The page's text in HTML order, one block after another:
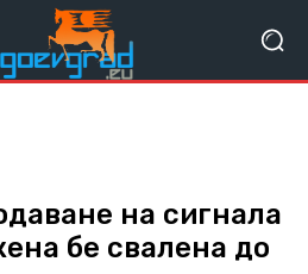
на сигнала
бе свалена до